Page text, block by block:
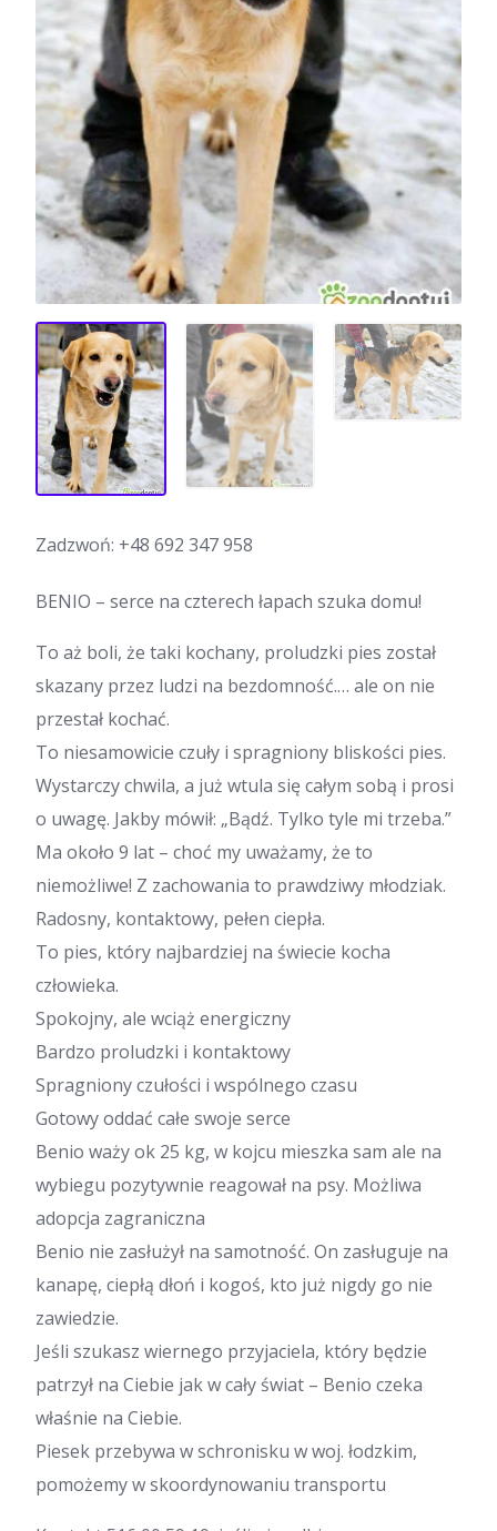
Zadzwoń: +48 692 347 958
BENIO – serce na czterech łapach szuka domu!
To aż boli, że taki kochany, proludzki pies został
skazany przez ludzi na bezdomność.… ale on nie
przestał kochać.
To niesamowicie czuły i spragniony bliskości pies.
Wystarczy chwila, a już wtula się całym sobą i prosi
o uwagę. Jakby mówił: „Bądź. Tylko tyle mi trzeba.”
Ma około 9 lat – choć my uważamy, że to
niemożliwe! Z zachowania to prawdziwy młodziak.
Radosny, kontaktowy, pełen ciepła.
To pies, który najbardziej na świecie kocha
człowieka.
Spokojny, ale wciąż energiczny
Bardzo proludzki i kontaktowy
Spragniony czułości i wspólnego czasu
Gotowy oddać całe swoje serce
Benio waży ok 25 kg, w kojcu mieszka sam ale na
wybiegu pozytywnie reagował na psy. Możliwa
adopcja zagraniczna
Benio nie zasłużył na samotność. On zasługuje na
kanapę, ciepłą dłoń i kogoś, kto już nigdy go nie
zawiedzie.
Jeśli szukasz wiernego przyjaciela, który będzie
patrzył na Ciebie jak w cały świat – Benio czeka
właśnie na Ciebie.
Piesek przebywa w schronisku w woj. łodzkim,
pomożemy w skoordynowaniu transportu